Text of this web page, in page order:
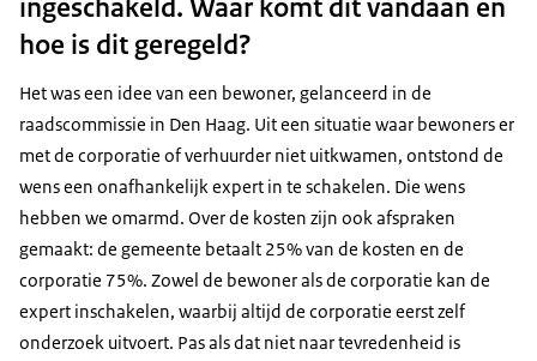
ingeschakeld. Waar komt dit vandaan en
hoe is dit geregeld?
Het was een idee van een bewoner, gelanceerd in de
raadscommissie in Den Haag. Uit een situatie waar bewoners er
met de corporatie of verhuurder niet uitkwamen, ontstond de
wens een onafhankelijk expert in te schakelen. Die wens
hebben we omarmd. Over de kosten zijn ook afspraken
gemaakt: de gemeente betaalt 25% van de kosten en de
corporatie 75%. Zowel de bewoner als de corporatie kan de
expert inschakelen, waarbij altijd de corporatie eerst zelf
onderzoek uitvoert. Pas als dat niet naar tevredenheid is